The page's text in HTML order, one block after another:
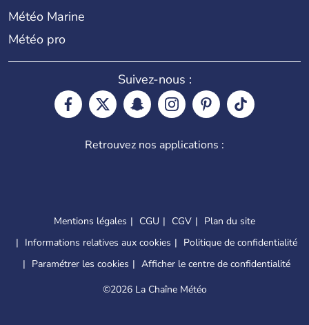
Météo Marine
Météo pro
Suivez-nous :
Retrouvez nos applications :
Mentions légales CGU CGV
Plan du site
Informations relatives aux cookies
Politique de confidentialité
Paramétrer les cookies
Afficher le centre de confidentialité
©2026 La Chaîne Météo